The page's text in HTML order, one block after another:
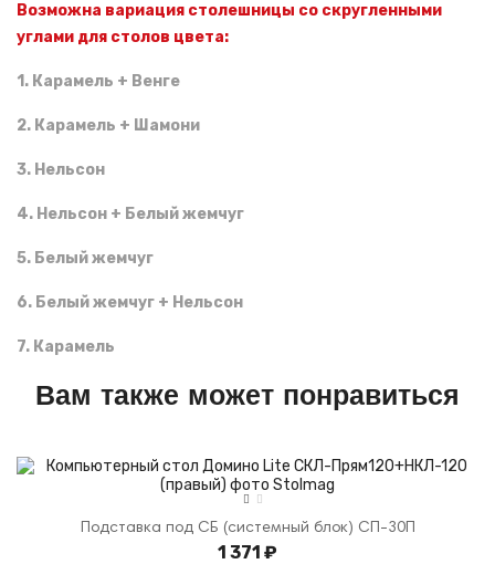
Возможна вариация столешницы со скругленными
углами для столов цвета:
1. Карамель + Венге
2. Карамель + Шамони
3. Нельсон
4. Нельсон + Белый жемчуг
5. Белый жемчуг
6. Белый жемчуг + Нельсон
7. Карамель
Вам также может понравиться
Подставка под СБ (системный блок) СП-30П
1 371 ₽